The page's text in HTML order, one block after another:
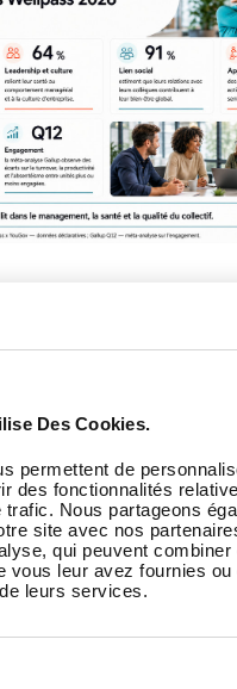
Des Cookies.
permettent de
des fonctionnalités
trafic. Nous partageons
site avec nos
qui peuvent
vous leur avez fournies
leurs services.
87 %des actifs
français redoutent
un impact négatif
durable du travail